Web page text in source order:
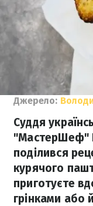
Джерело:
Суддя
"МастерШеф"
поділився
курячого
приготуєте
грінками або